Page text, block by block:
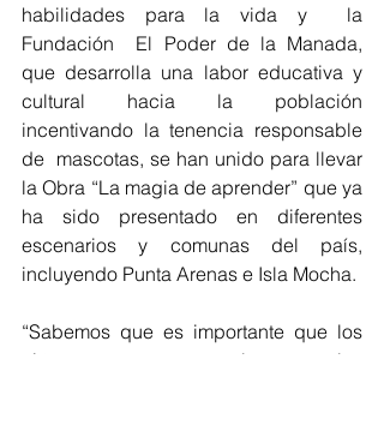
habilidades para la vida y  la
Fundación  El Poder de la Manada,
que desarrolla una labor educativa y
cultural hacia la población
incentivando la tenencia responsable
de  mascotas, se han unido para llevar
la Obra “La magia de aprender” que ya
ha sido presentado en diferentes
escenarios y comunas del país,
incluyendo Punta Arenas e Isla Mocha.
“Sabemos que es importante que los
niños construyan sanos lazos con las